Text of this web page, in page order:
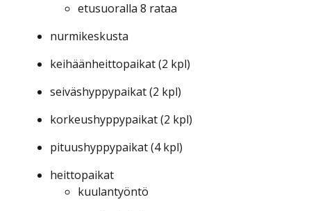
etusuoralla 8 rataa
nurmikeskusta
keihäänheittopaikat (2 kpl)
seiväshyppypaikat (2 kpl)
korkeushyppypaikat (2 kpl)
pituushyppypaikat (4 kpl)
heittopaikat
kuulantyöntö